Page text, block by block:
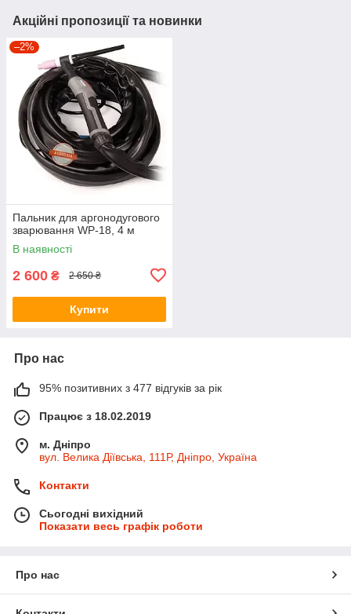
Акційні пропозиції та новинки
–2%
Пальник для аргонодугового
зварювання WP-18, 4 м
В наявності
2 600 ₴ 2 650 ₴
Купити
Про нас
95% позитивних з 477 відгуків за рік
Працює з 18.02.2019
м. Дніпро
вул. Велика Діївська, 111Р, Дніпро, Україна
Контакти
Сьогодні вихідний
Показати весь графік роботи
Про нас